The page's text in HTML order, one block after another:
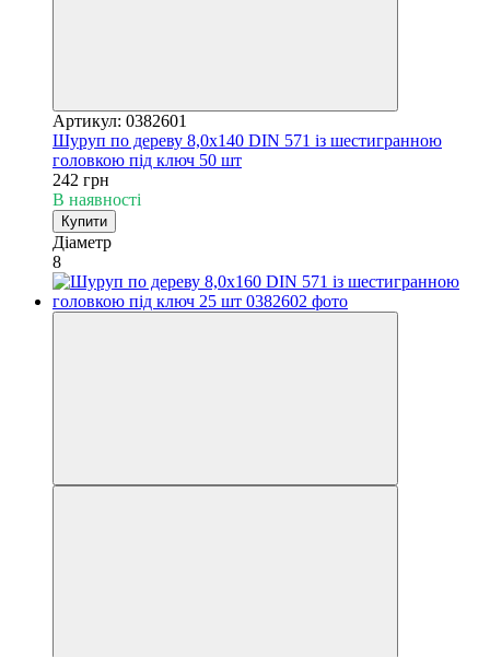
Артикул: 0382601
Шуруп по дереву 8,0х140 DIN 571 із шестигранною
головкою під ключ 50 шт
242 грн
В наявності
Купити
Діаметр
8